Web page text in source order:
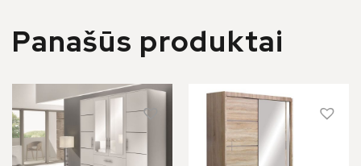
Panašūs produktai